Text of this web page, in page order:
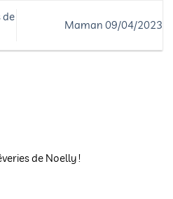
de
Maman 09/04/2023
de Noelly !